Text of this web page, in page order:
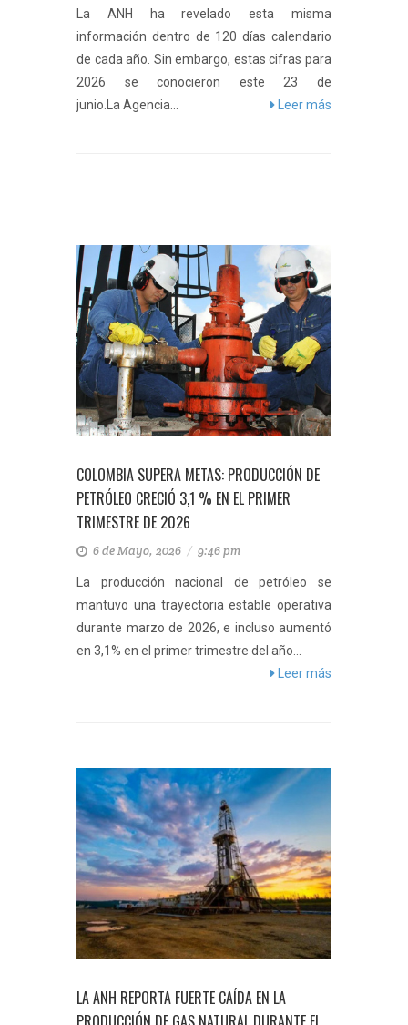
La ANH ha revelado esta misma
información dentro de 120 días calendario
de cada año. Sin embargo, estas cifras para
2026 se conocieron este 23 de
junio.La Agencia...
Leer más
COLOMBIA SUPERA METAS: PRODUCCIÓN DE
PETRÓLEO CRECIÓ 3,1 % EN EL PRIMER
TRIMESTRE DE 2026
6 de Mayo, 2026 / 9:46 pm
La producción nacional de petróleo se
mantuvo una trayectoria estable operativa
durante marzo de 2026, e incluso aumentó
en 3,1% en el primer trimestre del año...
Leer más
LA ANH REPORTA FUERTE CAÍDA EN LA